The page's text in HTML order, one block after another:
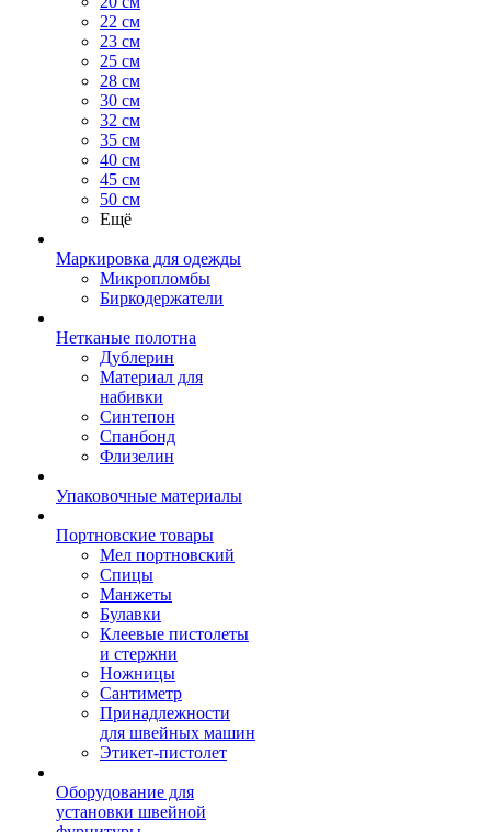
22 см
23 см
25 см
28 см
30 см
32 см
35 см
40 см
45 см
50 см
Ещё
Маркировка для одежды
Микропломбы
Биркодержатели
Нетканые полотна
Дублерин
Материал для
набивки
Синтепон
Спанбонд
Флизелин
Упаковочные материалы
Портновские товары
Мел портновский
Спицы
Манжеты
Булавки
Клеевые пистолеты
и стержни
Ножницы
Сантиметр
Принадлежности
для швейных машин
Этикет-пистолет
Оборудование для
установки швейной